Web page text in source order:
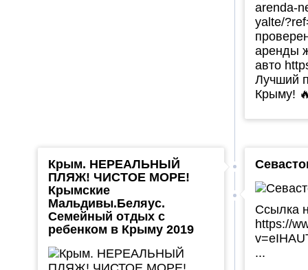
arenda-
yalte/
аренды
авто
Лучший
Крыму!
Ссылка
https://
...
Крым. НЕРЕАЛЬНЫЙ
ПЛЯЖ! ЧИСТОЕ МОРЕ!
Крымские
Мальдивы.Беляус.
Семейный отдых с
ребенком в Крыму 2019